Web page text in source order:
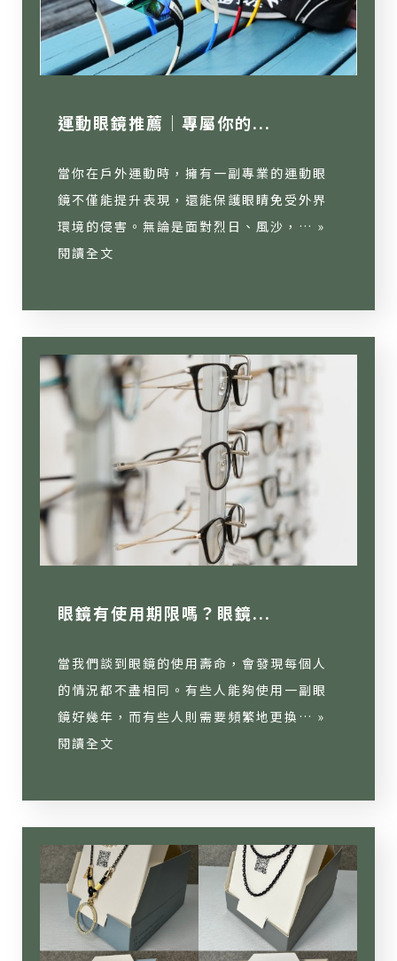
運動眼鏡推薦｜專屬你的...
當你在戶外運動時，擁有一副專業的運動眼
鏡不僅能提升表現，還能保護眼睛免受外界
環境的侵害。無論是面對烈日、風沙，… »
閱讀全文
眼鏡有使用期限嗎？眼鏡...
當我們談到眼鏡的使用壽命，會發現每個人
的情況都不盡相同。有些人能夠使用一副眼
鏡好幾年，而有些人則需要頻繁地更換… »
閱讀全文